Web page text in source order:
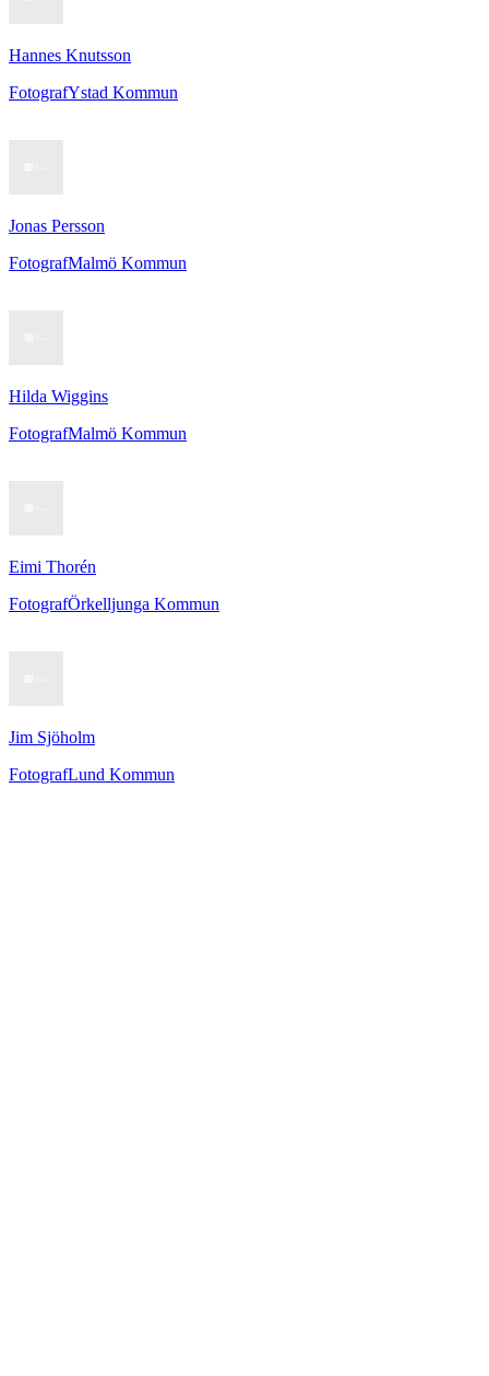
Hannes Knutsson
FotografYstad Kommun
Jonas Persson
FotografMalmö Kommun
Hilda Wiggins
FotografMalmö Kommun
Eimi Thorén
FotografÖrkelljunga Kommun
Jim Sjöholm
FotografLund Kommun